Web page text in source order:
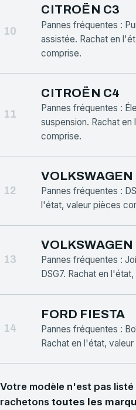
10
CITROËN C3
Pannes fréquentes :
assistée. Rachat en
comprise.
11
CITROËN C4
Pannes fréquentes :
suspension. Rachat
comprise.
12
VOLKSWAGEN
Pannes fréquentes :
l'état, valeur pièces
13
VOLKSWAGEN
Pannes fréquentes :
DSG7. Rachat en
14
FORD FIESTA
Pannes fréquentes :
Rachat en l'état,
Votre modèle n'est pas listé
rachetons toutes les